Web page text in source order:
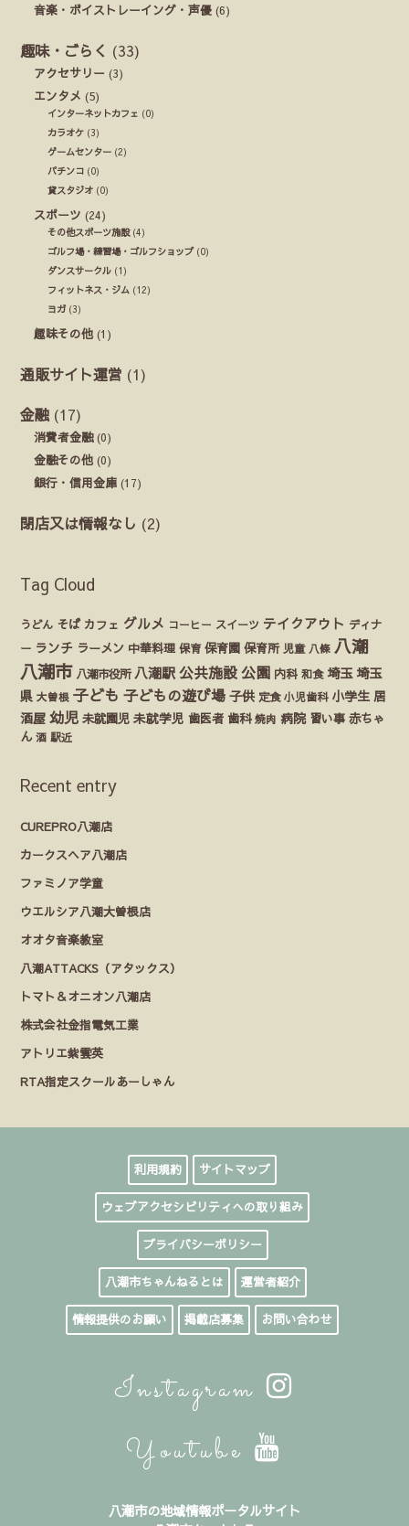
音楽・ボイストレーイング・声優 (6)
趣味・ごらく (33)
アクセサリー (3)
エンタメ (5)
インターネットカフェ (0)
カラオケ (3)
ゲームセンター (2)
パチンコ (0)
貸スタジオ (0)
スポーツ (24)
その他スポーツ施設(4)
ゴルフ場・練習場・ゴルフショップ(0)
ダンスサークル (1)
フィットネス・ジム (12)
ヨガ (3)
趣味その他 (1)
通販サイト運営 (1)
金融 (17)
消費者金融(0)
金融その他 (0)
銀行・信用金庫 (17)
閉店又は情報なし (2)
Tag Cloud
うどん そば カフェ グルメ コーヒー スイーツ テイクアウト ディナ
ー ランチ ラーメン 中華料理 保育 保育園 保育所 児童 八條 八潮
八潮市 八潮市役所 八潮駅 公共施設 公園 内科 和食 埼玉 埼玉
県 大曽根 子ども 子どもの遊び場 子供 定食 小児歯科 小学生 居
酒屋 幼児 未就園児 未就学児 歯医者 歯科 焼肉 病院 習い事 赤ちゃ
ん 酒 駅近
Recent entry
CUREPRO八潮店
カークスヘア八潮店
ファミノア学童
ウエルシア八潮大曽根店
オオタ音楽教室
八潮ATTACKS（アタックス）
トマト＆オニオン八潮店
株式会社金指電気工業
アトリエ紫雲英
RTA指定スクールあーしゃん
利用規約 サイトマップ
ウェブアクセシビリティへの取り組み
プライバシーポリシー
八潮市ちゃんねるとは 運営者紹介
情報提供のお願い 掲載店募集 お問い合わせ
Instagram
Youtube
八潮市の地域情報ポータルサイト